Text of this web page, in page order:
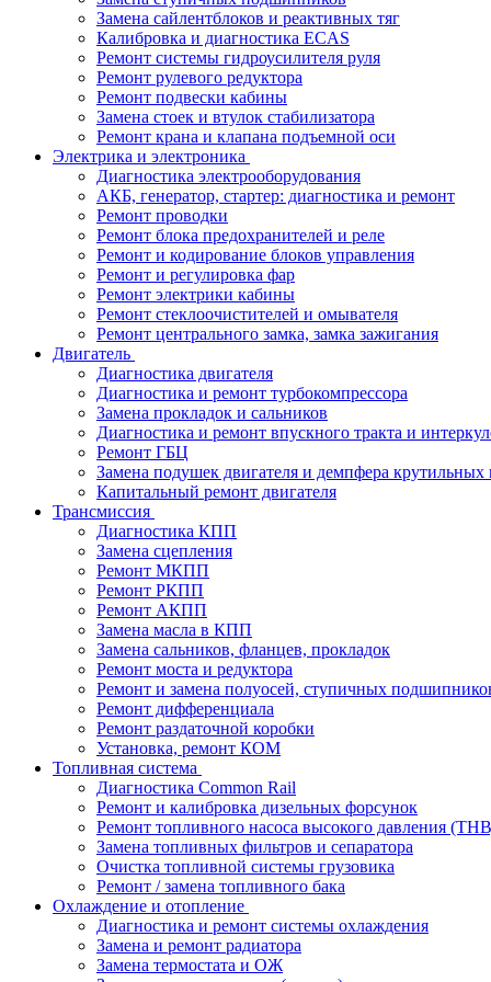
Замена сайлентблоков и реактивных тяг
Калибровка и диагностика ECAS
Ремонт системы гидроусилителя руля
Ремонт рулевого редуктора
Ремонт подвески кабины
Замена стоек и втулок стабилизатора
Ремонт крана и клапана подъемной оси
Электрика и электроника
Диагностика электрооборудования
АКБ, генератор, стартер: диагностика и ремонт
Ремонт проводки
Ремонт блока предохранителей и реле
Ремонт и кодирование блоков управления
Ремонт и регулировка фар
Ремонт электрики кабины
Ремонт стеклоочистителей и омывателя
Ремонт центрального замка, замка зажигания
Двигатель
Диагностика двигателя
Диагностика и ремонт турбокомпрессора
Замена прокладок и сальников
Диагностика и ремонт впускного тракта и
Ремонт ГБЦ
Замена подушек двигателя и демпфера крутильных
Капитальный ремонт двигателя
Трансмиссия
Диагностика КПП
Замена сцепления
Ремонт МКПП
Ремонт РКПП
Ремонт АКПП
Замена масла в КПП
Замена сальников, фланцев, прокладок
Ремонт моста и редуктора
Ремонт и замена полуосей, ступичных
Ремонт дифференциала
Ремонт раздаточной коробки
Установка, ремонт КОМ
Топливная система
Диагностика Common Rail
Ремонт и калибровка дизельных форсунок
Ремонт топливного насоса высокого давления
Замена топливных фильтров и сепаратора
Очистка топливной системы грузовика
Ремонт / замена топливного бака
Охлаждение и отопление
Диагностика и ремонт системы охлаждения
Замена и ремонт радиатора
Замена термостата и ОЖ